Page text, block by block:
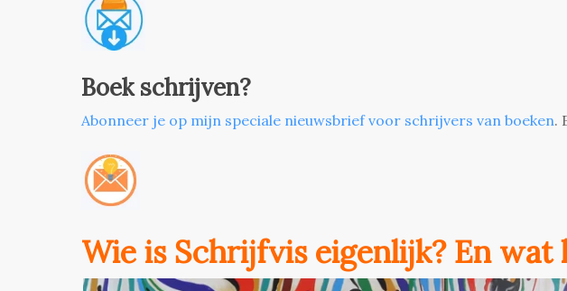
Boek schrijven?
Abonneer je op mijn speciale nieuwsbrief voor schrijvers van boeken.
Wie is Schrijfvis eigenlijk? En wat